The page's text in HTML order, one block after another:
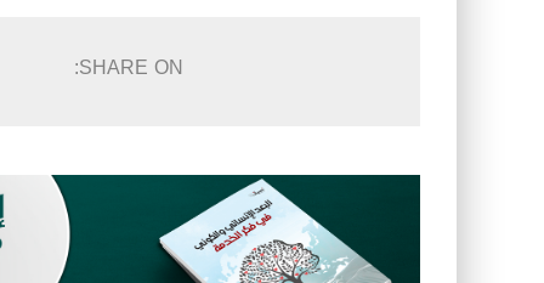
SHARE ON: